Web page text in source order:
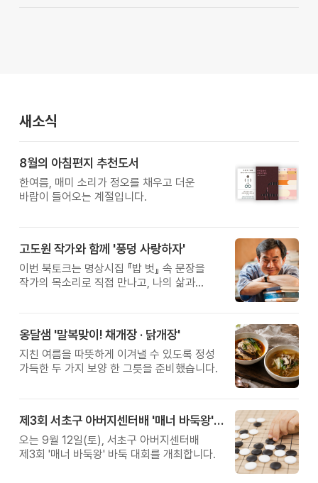
새소식
8월의 아침편지 추천도서
한여름, 매미 소리가 정오를 채우고 더운
바람이 들어오는 계절입니다.
고도원 작가와 함께 '풍덩 사랑하자'
이번 북토크는 명상시집 『밥 벗』 속 문장을
작가의 목소리로 직접 만나고, 나의 삶과
옹달샘 '말복맞이! 채개장 · 닭개장'
지친 여름을 따뜻하게 이겨낼 수 있도록 정성
가득한 두 가지 보양 한 그릇을 준비했습니다.
제3회 서초구 아버지센터배 '매너 바둑왕' 대회
오는 9월 12일(토), 서초구 아버지센터배
제3회 '매너 바둑왕' 바둑 대회를 개최합니다.